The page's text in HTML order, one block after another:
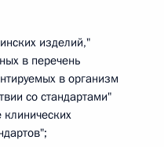
изделий,"
в перечень
в организм
со стандартами"